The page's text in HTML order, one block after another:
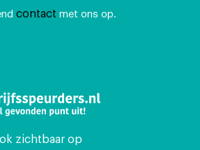
contact met ons op.
zichtbaar op